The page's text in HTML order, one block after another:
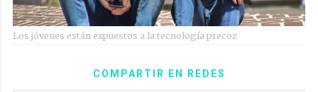
Los jóvenes están expuestos a la tecnología precoz
COMPARTIR EN REDES